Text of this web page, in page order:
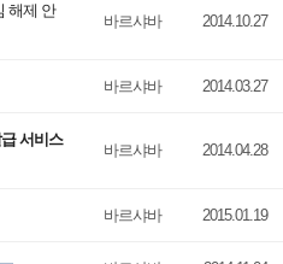
해제 안
바르샤바 2014.10.27
바르샤바 2014.03.27
서비스
바르샤바 2014.04.28
바르샤바 2015.01.19